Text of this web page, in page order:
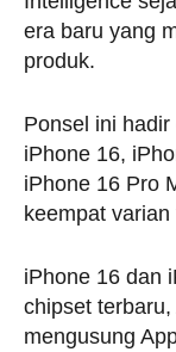
era baru yang
produk.
Ponsel ini
iPhone 16,
iPhone 16 Pro
keempat varian
iPhone 16 dan
chipset
mengusung